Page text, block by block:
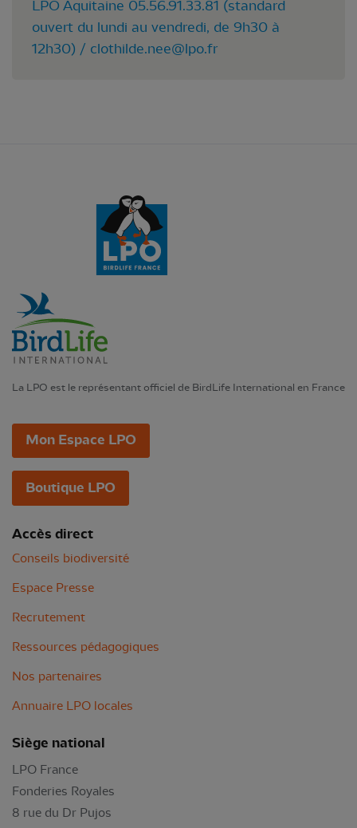
LPO Aquitaine 05.56.91.33.81 (standard
ouvert du lundi au vendredi, de 9h30 à
12h30) / clothilde.nee@lpo.fr
La LPO est le représentant officiel de BirdLife International en France
Mon Espace LPO
Boutique LPO
Accès direct
Conseils biodiversité
Espace Presse
Recrutement
Ressources pédagogiques
Nos partenaires
Annuaire LPO locales
Siège national
LPO France
Fonderies Royales
8 rue du Dr Pujos